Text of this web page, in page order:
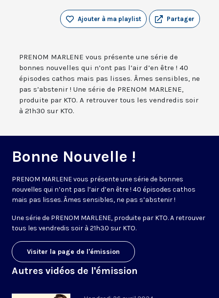
Partager
Ajouter à ma playlist
PRENOM MARLENE vous présente une série de
bonnes nouvelles qui n’ont pas l’air d’en être ! 40
épisodes cathos mais pas lisses. Âmes sensibles, ne
pas s’abstenir ! Une série de PRENOM MARLENE,
produite par KTO. A retrouver tous les vendredis soir
à 21h30 sur KTO.
Bonne Nouvelle !
PRENOM MARLENE vous présente une série de bonnes
nouvelles qui n’ont pas l’air d’en être ! 40 épisodes cathos
mais pas lisses. Âmes sensibles, ne pas s’abstenir !
Une série de PRENOM MARLENE, produite par KTO. A retrouver
tous les vendredis soir à 21h30 sur KTO.
Visiter la page de l'émission
Autres vidéos de l'émission